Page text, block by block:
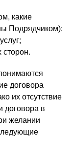
какие
Подрядчиком);
сторон.
договора
их отсутствие
договора в
желании